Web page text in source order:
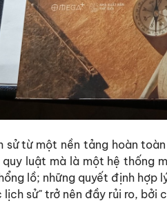
sử từ một nền tảng hoàn
luật mà là một hệ thống
lồ; những quyết định hợp
sử" trở nên đầy rủi ro, bởi